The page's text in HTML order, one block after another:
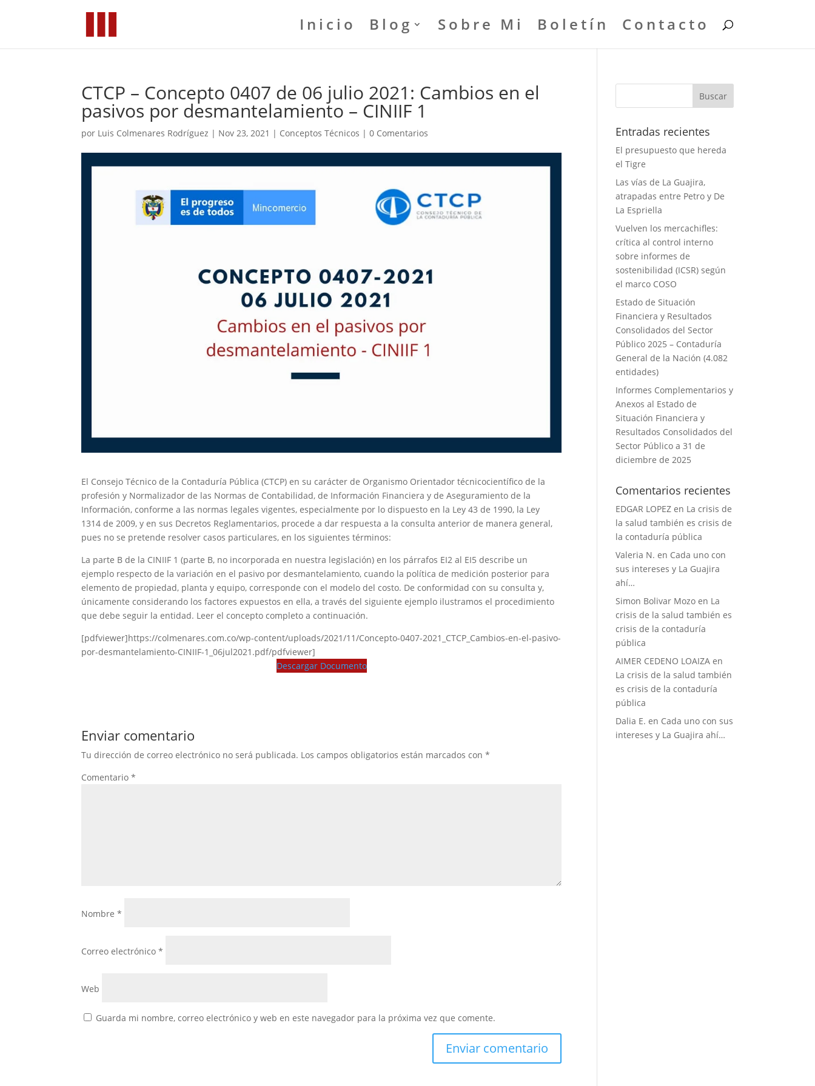
Inicio Blog Sobre Mi Boletín Contacto
CTCP – Concepto 0407 de 06 julio 2021: Cambios en el
pasivos por desmantelamiento – CINIIF 1
por Luis Colmenares Rodríguez | Nov 23, 2021 | Conceptos Técnicos |0 Comentarios
El Consejo Técnico de la Contaduría Pública (CTCP) en su carácter de Organismo Orientador técnicocientífico de la
profesión y Normalizador de las Normas de Contabilidad, de Información Financiera y de Aseguramiento de la
Información, conforme a las normas legales vigentes, especialmente por lo dispuesto en la Ley 43 de 1990, la Ley
1314 de 2009, y en sus Decretos Reglamentarios, procede a dar respuesta a la consulta anterior de manera general,
pues no se pretende resolver casos particulares, en los siguientes términos:
La parte B de la CINIIF 1 (parte B, no incorporada en nuestra legislación) en los párrafos EI2 al EI5 describe un
ejemplo respecto de la variación en el pasivo por desmantelamiento, cuando la política de medición posterior para
elemento de propiedad, planta y equipo, corresponde con el modelo del costo. De conformidad con su consulta y,
únicamente considerando los factores expuestos en ella, a través del siguiente ejemplo ilustramos el procedimiento
que debe seguir la entidad. Leer el concepto completo a continuación.
[pdfviewer]https://colmenares.com.co/wp-content/uploads/2021/11/Concepto-0407-2021_CTCP_Cambios-en-el-pasivo-
por-desmantelamiento-CINIIF-1_06jul2021.pdf/pdfviewer]
Descargar Documento
Enviar comentario
Tu dirección de correo electrónico no será publicada. Los campos obligatorios están marcados con*
Comentario*
Nombre*
Correo electrónico*
Web
Guarda mi nombre, correo electrónico y web en este navegador para la próxima vez que comente.
Entradas recientes
El presupuesto que hereda
el Tigre
Las vías de La Guajira,
atrapadas entre Petro y De
La Espriella
Vuelven los mercachifles:
crítica al control interno
sobre informes de
sostenibilidad (ICSR) según
el marco COSO
Estado de Situación
Financiera y Resultados
Consolidados del Sector
Público 2025 – Contaduría
General de la Nación (4.082
entidades)
Informes Complementarios y
Anexos al Estado de
Situación Financiera y
Resultados Consolidados del
Sector Público a 31 de
diciembre de 2025
Comentarios recientes
EDGAR LOPEZ en La crisis de
la salud también es crisis de
la contaduría pública
Valeria N. en Cada uno con
sus intereses y La Guajira
ahí…
Simon Bolivar Mozo en La
crisis de la salud también es
crisis de la contaduría
pública
AIMER CEDENO LOAIZA en
La crisis de la salud también
es crisis de la contaduría
pública
Dalia E. en Cada uno con sus
intereses y La Guajira ahí…